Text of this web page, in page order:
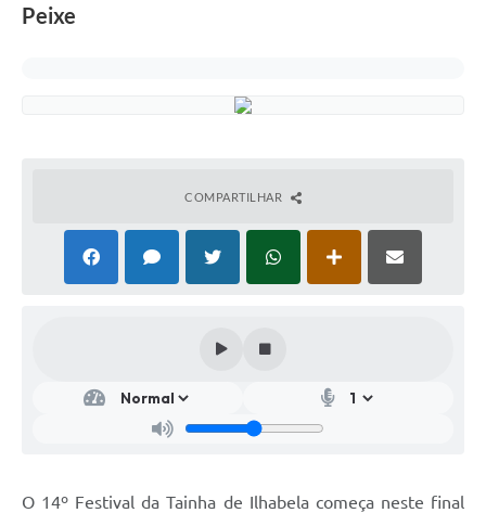
Peixe
COMPARTILHAR
O 14º Festival da Tainha de Ilhabela começa neste final